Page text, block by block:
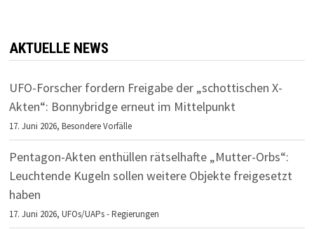
AKTUELLE NEWS
UFO-Forscher fordern Freigabe der „schottischen X-
Akten“: Bonnybridge erneut im Mittelpunkt
17. Juni 2026,Besondere Vorfälle
Pentagon-Akten enthüllen rätselhafte „Mutter-Orbs“:
Leuchtende Kugeln sollen weitere Objekte freigesetzt
haben
17. Juni 2026,UFOs/UAPs - Regierungen